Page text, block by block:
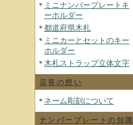
ミニナンバープレートキ
ーホルダー
都道府県木札
ミニカーとセットのキー
ホルダー
木札ストラップ立体文字
店長の想い
ネーム彫刻について
ナンバープレートの知識